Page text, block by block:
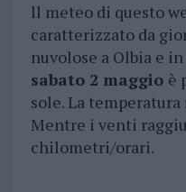
ll meteo di questo
caratterizzato da
nuvolose a Olbia e
sabato 2 maggio è
sole. La temperatura
Mentre i venti
chilometri/orari.